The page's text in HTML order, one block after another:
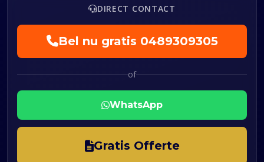
DIRECT CONTACT
Bel nu gratis 0489309305
of
WhatsApp
Gratis Offerte